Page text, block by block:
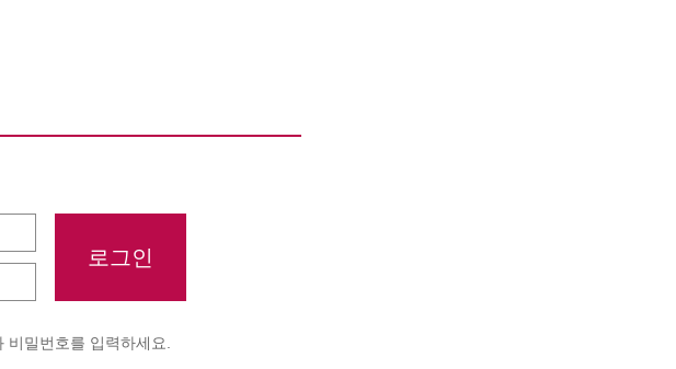
밀번호를 입력하세요.